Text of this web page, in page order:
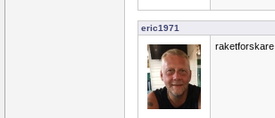
eric1971
raketforskare